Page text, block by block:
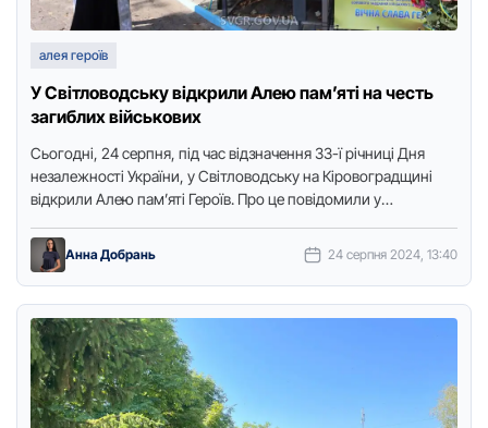
алея героїв
У Світловодську відкрили Алею пам’яті на честь
загиблих військових
Сьогодні, 24 серпня, під час відзначення 33-ї річниці Дня
незалежності України, у Світловодську на Кіровоградщині
відкрили Алею пам’яті Героїв. Про це повідомили у
Анна Добрань 24 серпня 2024, 13:40